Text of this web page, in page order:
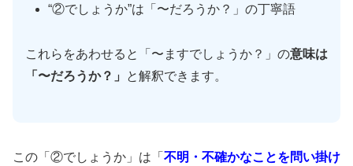
“②でしょうか”は「〜だろうか？」の丁寧語
これらをあわせると「〜ますでしょうか？」の意味は
「〜だろうか？」
と解釈できます。
この「②でしょうか」は「 不明・不確かなことを問い掛け